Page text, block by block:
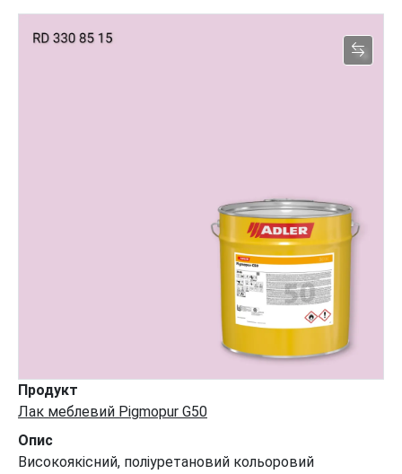
Продукт
Лак меблевий Pigmopur G50
Опис
Високоякісний, поліуретановий кольоровий